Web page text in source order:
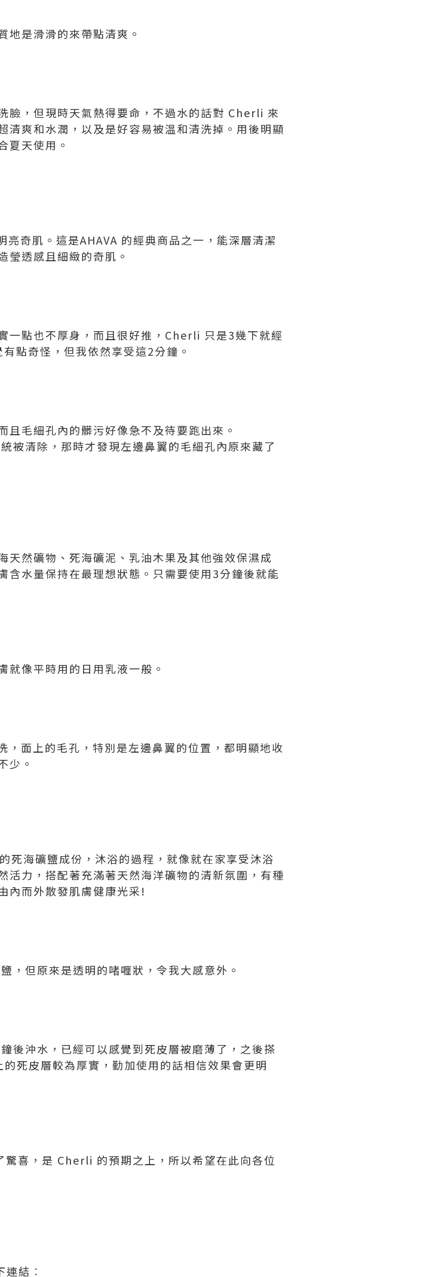
地是滑滑的來帶點清爽。
臉，但現時天氣熱得要命，不過水的話對 Cherli 來
清爽和水潤，以及是好容易被温和清洗掉。用後明顯
夏天使用。
奇肌。這是AHAVA 的經典商品之一，能深層清潔
瑩透感且細緻的奇肌。
一點也不厚身，而且很好推，Cherli 只是3幾下就經
點奇怪，但我依然享受這2分鐘。
毛細孔內的髒污好像急不及待要跑出來。
被清除，那時才發現左邊鼻翼的毛細孔內原來藏了
天然礦物、死海礦泥、乳油木果及其他強效保濕成
含水量保持在最理想狀態。只需要使用3分鐘後就能
就像平時用的日用乳液一般。
面上的毛孔，特別是左邊鼻翼的位置，都明顯地收
少。
死海礦鹽成份，沐浴的過程，就像就在家享受沐浴
活力，搭配著充滿著天然海洋礦物的清新氛圍，有種
內而外散發肌膚健康光采!
，但原來是透明的啫喱狀，令我大感意外。
後沖水，已經可以感覺到死皮層被磨薄了，之後搽
死皮層較為厚實，勤加使用的話相信效果會更明
驚喜，是 Cherli 的預期之上，所以希望在此向各位
結︰